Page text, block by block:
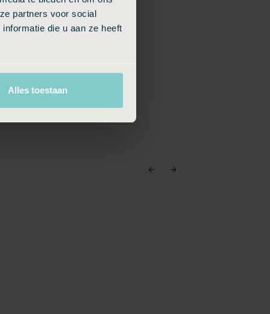
partners voor social
die u aan ze heeft
Alles toestaan